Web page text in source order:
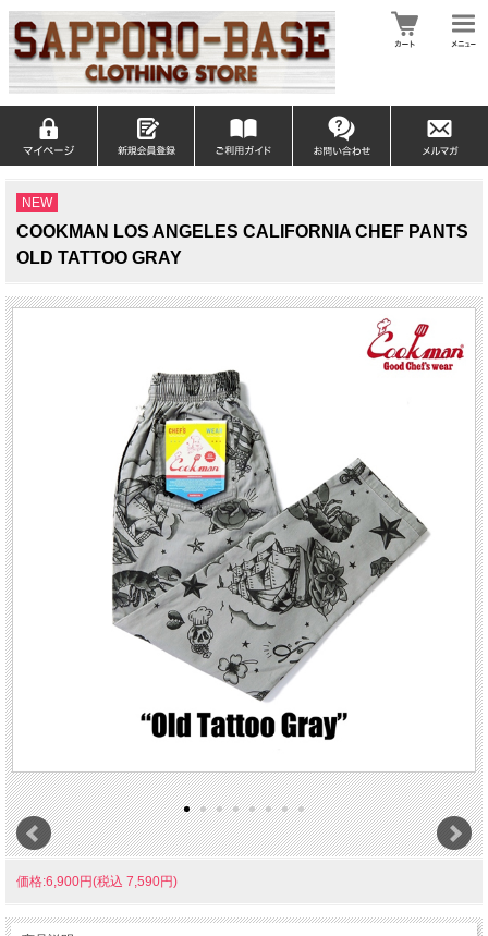
NEW
COOKMAN LOS ANGELES CALIFORNIA CHEF PANTS
OLD TATTOO GRAY
価格:6,900円(税込 7,590円)